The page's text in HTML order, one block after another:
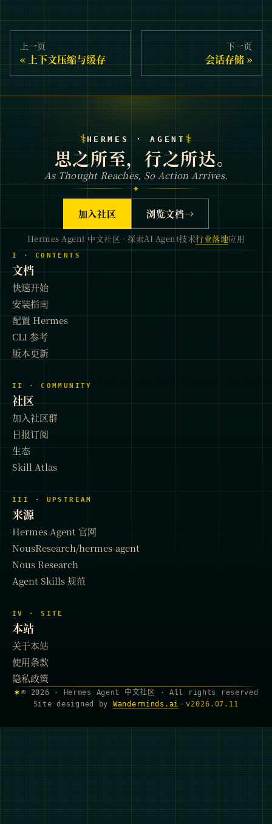
上一页
上下文压缩与缓存
下一页
会话存储
⚕HERMES · AGENT ⚕
思之所至，行之所达。
As Thought Reaches, So Action Arrives.
✦
加入社区 浏览文档→
Hermes Agent 中文社区 · 探索AI Agent技术行业落地应用
I · CONTENTS
文档
快速开始
安装指南
配置 Hermes
CLI 参考
版本更新
II · COMMUNITY
社区
加入社区群
日报订阅
生态
Skill Atlas
III · UPSTREAM
来源
Hermes Agent 官网
NousResearch/hermes-agent
Nous Research
Agent Skills 规范
IV · SITE
本站
关于本站
使用条款
隐私政策
✶© 2026 · Hermes Agent 中文社区 · All rights reserved
Site designed by
Wanderminds.ai · v2026.07.11